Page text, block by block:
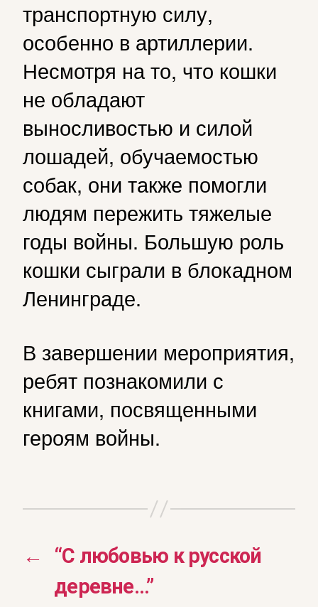
транспортную силу,
особенно в артиллерии.
Несмотря на то, что кошки
не обладают
выносливостью и силой
лошадей, обучаемостью
собак, они также помогли
людям пережить тяжелые
годы войны. Большую роль
кошки сыграли в блокадном
Ленинграде.
В завершении мероприятия,
ребят познакомили с
книгами, посвященными
героям войны.
←
“С любовью к русской
деревне…”